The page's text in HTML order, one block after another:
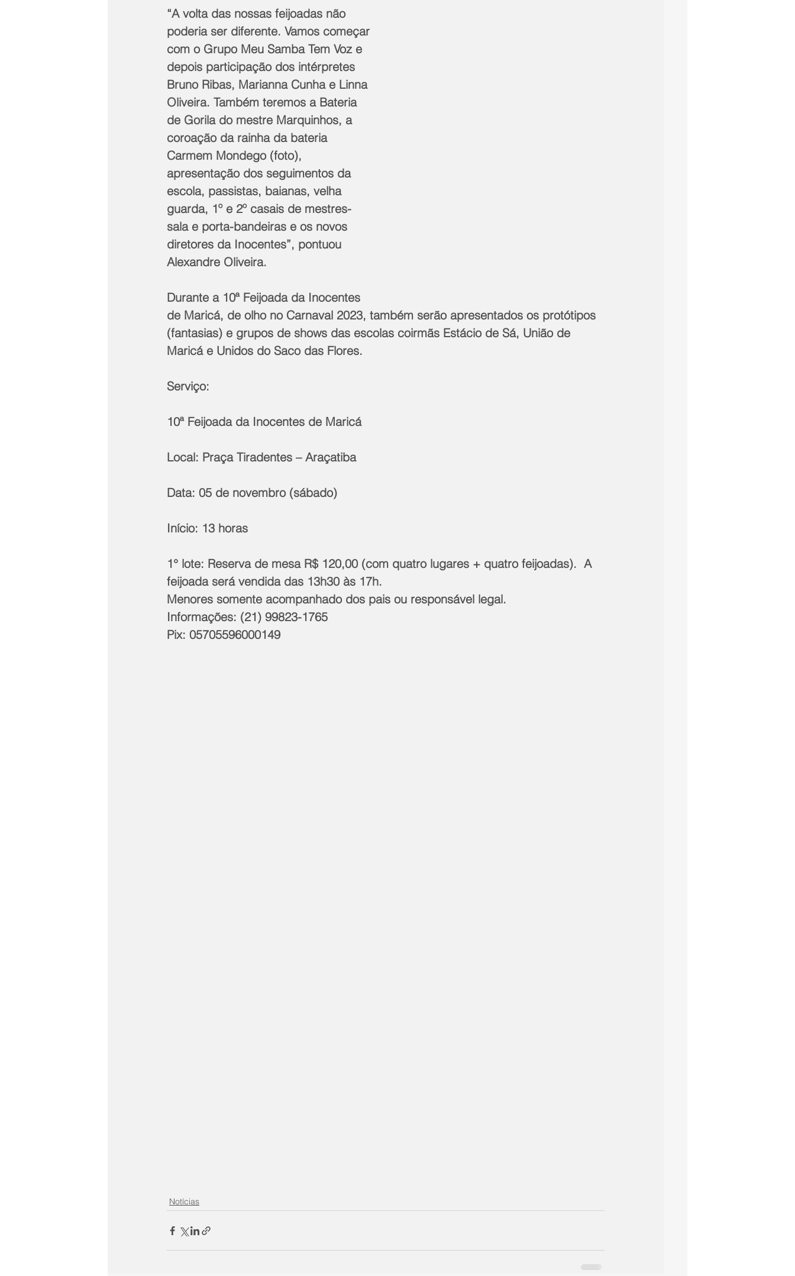
“A volta das nossas feijoadas não
poderia ser diferente. Vamos começar
com o Grupo Meu Samba Tem Voz e
depois participação dos intérpretes
Bruno Ribas, Marianna Cunha e Linna
Oliveira. Também teremos a Bateria
de Gorila do mestre Marquinhos, a
coroação da rainha da bateria
Carmem Mondego (foto),
apresentação dos seguimentos da
escola, passistas, baianas, velha
guarda, 1º e 2º casais de mestres-
sala e porta-bandeiras e os novos
diretores da Inocentes”, pontuou
Alexandre Oliveira.
Durante a 10ª Feijoada da Inocentes
de Maricá, de olho no Carnaval 2023, também serão apresentados os protótipos
(fantasias) e grupos de shows das escolas coirmãs Estácio de Sá, União de
Maricá e Unidos do Saco das Flores.
Serviço:
10ª Feijoada da Inocentes de Maricá
Local: Praça Tiradentes – Araçatiba
Data: 05 de novembro (sábado)
Início: 13 horas
1° lote: Reserva de mesa R$ 120,00 (com quatro lugares + quatro feijoadas).  A
feijoada será vendida das 13h30 às 17h.
Menores somente acompanhado dos pais ou responsável legal.
Informações: (21) 99823-1765
Pix: 05705596000149
Notícias